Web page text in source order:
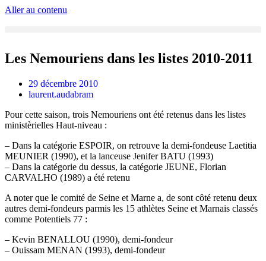
Aller au contenu
Les Nemouriens dans les listes 2010-2011
29 décembre 2010
laurent.audabram
Pour cette saison, trois Nemouriens ont été retenus dans les listes
ministèrielles Haut-niveau :
– Dans la catégorie ESPOIR, on retrouve la demi-fondeuse Laetitia
MEUNIER (1990), et la lanceuse Jenifer BATU (1993)
– Dans la catégorie du dessus, la catégorie JEUNE, Florian
CARVALHO (1989) a été retenu
A noter que le comité de Seine et Marne a, de sont côté retenu deux
autres demi-fondeurs parmis les 15 athlètes Seine et Marnais classés
comme Potentiels 77 :
– Kevin BENALLOU (1990), demi-fondeur
– Ouissam MENAN (1993), demi-fondeur